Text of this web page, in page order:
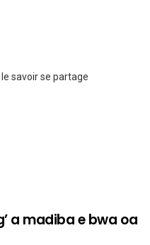
savoir se partage
a madiba e bwa oa